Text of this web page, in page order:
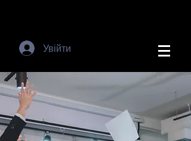
Увійти